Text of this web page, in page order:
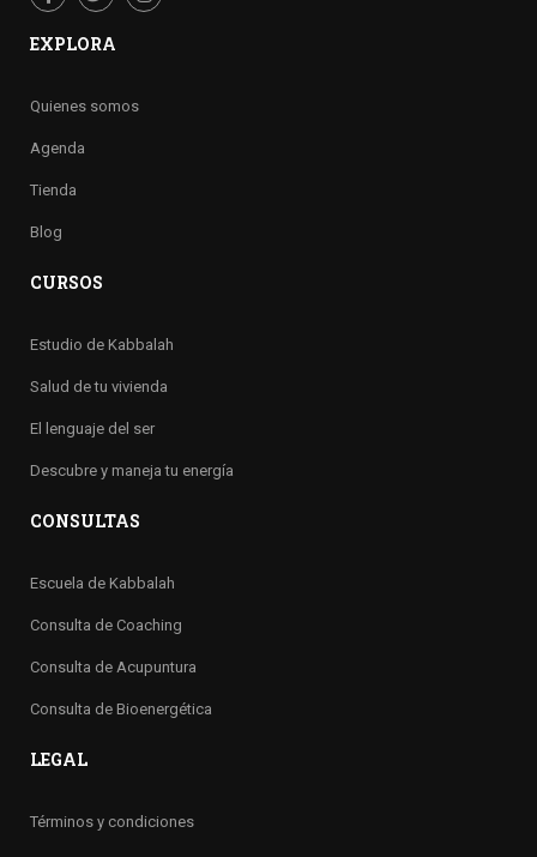
EXPLORA
Quienes somos
Agenda
Tienda
Blog
CURSOS
Estudio de Kabbalah
Salud de tu vivienda
El lenguaje del ser
Descubre y maneja tu energía
CONSULTAS
Escuela de Kabbalah
Consulta de Coaching
Consulta de Acupuntura
Consulta de Bioenergética
LEGAL
Términos y condiciones